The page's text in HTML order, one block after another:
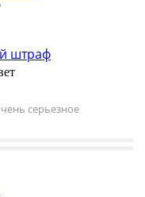
серьезное